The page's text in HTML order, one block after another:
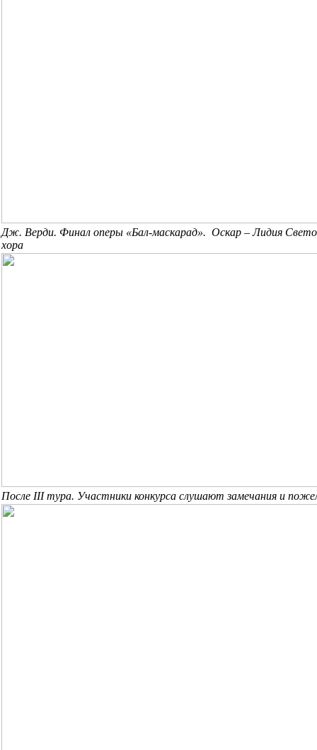
Дж. Верди. Финал оперы «Бал-маскарад». Оскар – Лидия
хора
После III тура. Участники конкурса слушают замечания и